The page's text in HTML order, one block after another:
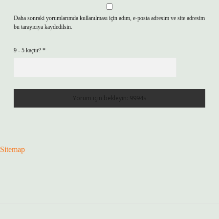
Daha sonraki yorumlarımda kullanılması için adım, e-posta adresim ve site adresim
bu tarayıcıya kaydedilsin.
9 - 5 kaçtır? *
Sitemap